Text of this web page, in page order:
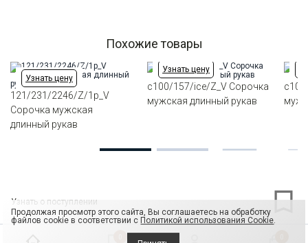
Французский маленький на пуговицах
классический закругленный на пуговицах
Карман
отсутствует
Силуэт
Полуприталенный силуэт / Regular fit
Похожие товары
Узнать цену
121/231/2246/Z/1p_V
Сорочка мужская
длинный рукав
Узнать цену
c100/157/ice/Z_V Сорочка
мужская длинный рукав
Узнать о поступлении
Продолжая просмотр этого сайта, Вы соглашаетесь на обработку
файлов cookie в соответствии с Политикой использования Cookie.